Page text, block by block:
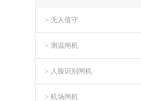
> 无人值守
> 测温闸机
> 人脸识别闸机
> 机场闸机